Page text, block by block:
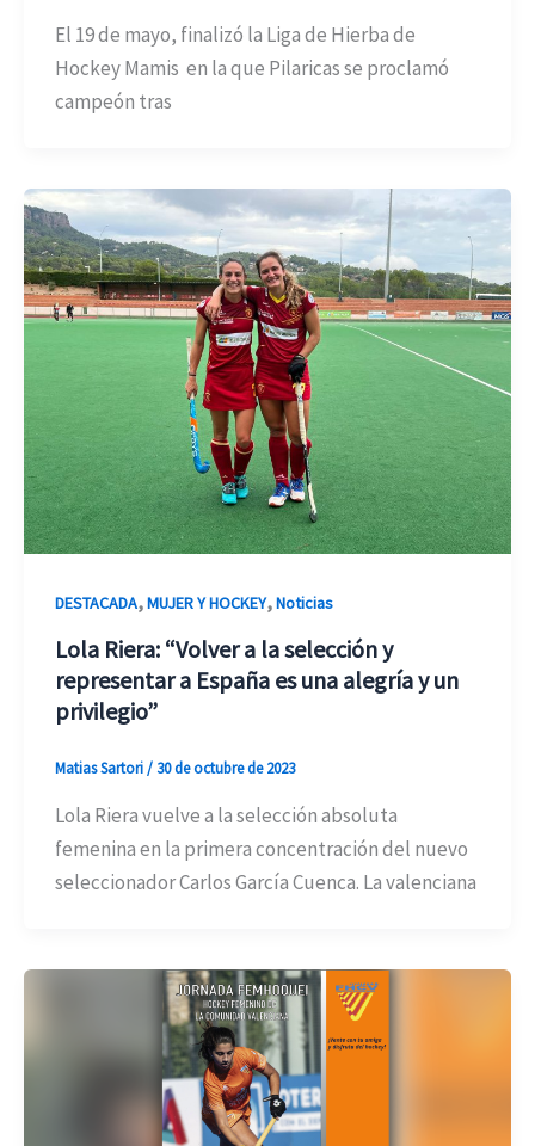
El 19 de mayo, finalizó la Liga de Hierba de
Hockey Mamis en la que Pilaricas se proclamó
campeón tras
DESTACADA,MUJER Y HOCKEY,Noticias
Lola Riera: “Volver a la selección y
representar a España es una alegría y un
privilegio”
Matias Sartori/ 30 de octubre de 2023
Lola Riera vuelve a la selección absoluta
femenina en la primera concentración del nuevo
seleccionador Carlos García Cuenca. La valenciana